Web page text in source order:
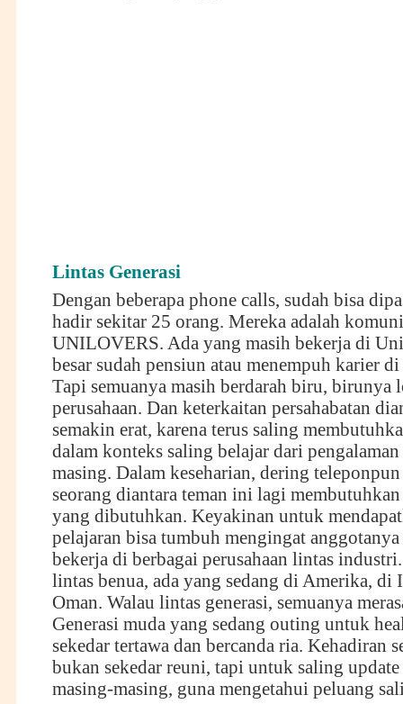
Lintas Generasi
Dengan beberapa phone calls, sudah bisa
hadir sekitar 25 orang. Mereka adalah
UNILOVERS. Ada yang masih bekerja di
besar sudah pensiun atau menempuh karier
Tapi semuanya masih berdarah biru, birunya
perusahaan. Dan keterkaitan persahabatan
semakin erat, karena terus saling
dalam konteks saling belajar dari
masing. Dalam keseharian, dering
seorang diantara teman ini lagi membutuhkan
yang dibutuhkan. Keyakinan untuk
pelajaran bisa tumbuh mengingat
bekerja di berbagai perusahaan lintas
lintas benua, ada yang sedang di Amerika, di
Oman. Walau lintas generasi, semuanya
Generasi muda yang sedang outing untuk
sekedar tertawa dan bercanda ria. Kehadiran
bukan sekedar reuni, tapi untuk saling
masing-masing, guna mengetahui peluang